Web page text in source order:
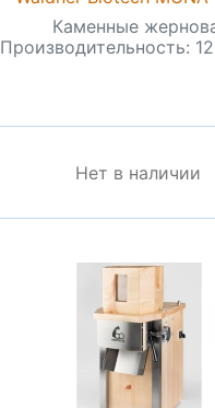
Каменные
Производительность:
Нет в наличии